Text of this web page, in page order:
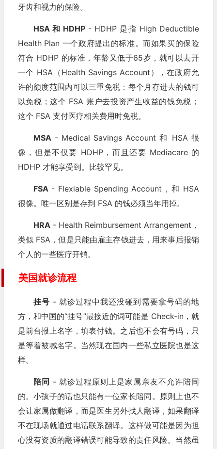
牙齿和视力的保险。
HSA 和 HDHP - HDHP 是指 High Deductible
Health Plan 一个政府提出的标准。而如果买的保险
符合 HDHP 的标准，年龄又低于65岁，就可以去开
一个 HSA（Health Savings Account），在政府允
许的额度范围内可以三重免税：每个月存进去的钱可
以免税；这个 FSA 账户去投资产生收益的钱免税；
这个 FSA 支付医疗相关费用时免税。
MSA- Medical Savings Account 和 HSA 很
像，但是不仅要 HDHP，而且还要 Mediacare 的
HDHP 才能享受到。比较罕见。
FSA- Flexiable Spending Account，和 HSA
很像。唯一区别是存到 FSA 的钱必须当年用掉。
HRA- Health Reimbursement Arrangement，
类似 FSA，但是只能由雇主存钱进去，用来事后报销
个人的一些医疗开销。
美国就诊流程
挂号 - 就诊过程中我还没碰到需要拿号码的地
方，和中国的“挂号”最接近的词可能是 Check-in，就
是前台报上名字，填表付钱。之后也不会有号码，只
是等着被喊名字。当然现在国内一些私立医院也是这
样。
陪同 - 就诊过程原则上是家属亲友不允许陪同
的。小孩子的话也只能有一位家长陪同。原则上也不
会让家属做翻译，而是医生另外找人翻译，如果翻译
不在现场就通过电话联系翻译。这样做可能是因为担
心没有资质的翻译错误可能导致的责任风险。当然虽